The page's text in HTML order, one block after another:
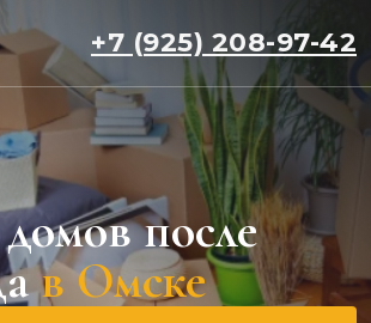
+7 (925) 208-97-42
после
в Омске